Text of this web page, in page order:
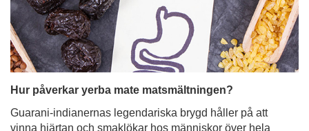
Hur påverkar yerba mate matsmältningen?
Guarani-indianernas legendariska brygd håller på att
vinna hjärtan och smaklökar hos människor över hela